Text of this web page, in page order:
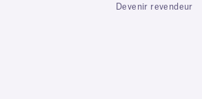
Devenir revendeur